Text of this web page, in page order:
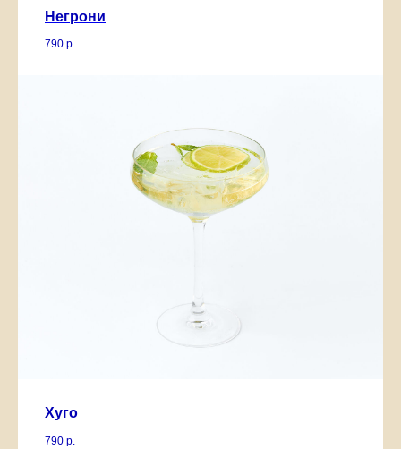
Негрони
790 р.
Хуго
790 р.